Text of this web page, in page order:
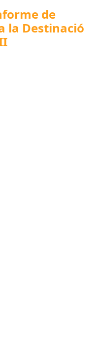
de
la Destinació